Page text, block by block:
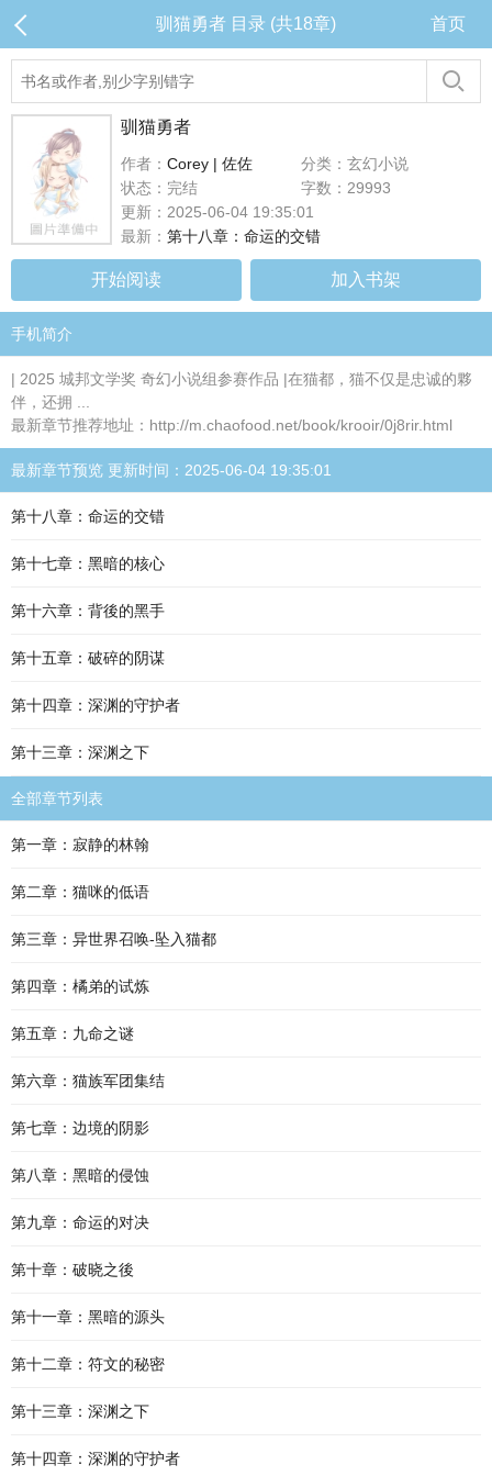
驯猫勇者 目录 (共18章) 首页
驯猫勇者
作者： Corey | 佐佐
分类：玄幻小说
状态：完结
字数：29993
更新：2025-06-04 19:35:01
最新： 第十八章：命运的交错
开始阅读 加入书架
手机简介
| 2025 城邦文学奖 奇幻小说组参赛作品 |在猫都，猫不仅是忠诚的夥
伴，还拥 ...
最新章节推荐地址：http://m.chaofood.net/book/krooir/0j8rir.html
最新章节预览 更新时间：2025-06-04 19:35:01
第十八章：命运的交错
第十七章：黑暗的核心
第十六章：背後的黑手
第十五章：破碎的阴谋
第十四章：深渊的守护者
第十三章：深渊之下
全部章节列表
第一章：寂静的林翰
第二章：猫咪的低语
第三章：异世界召唤-坠入猫都
第四章：橘弟的试炼
第五章：九命之谜
第六章：猫族军团集结
第七章：边境的阴影
第八章：黑暗的侵蚀
第九章：命运的对决
第十章：破晓之後
第十一章：黑暗的源头
第十二章：符文的秘密
第十三章：深渊之下
第十四章：深渊的守护者